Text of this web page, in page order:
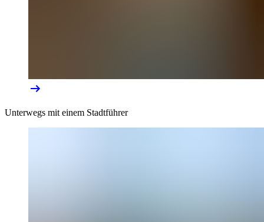
Unterwegs mit einem Stadtführer